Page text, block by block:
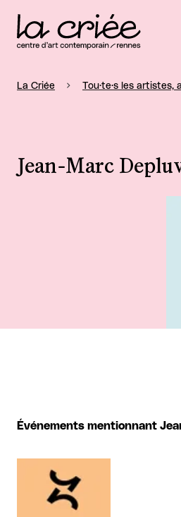
La Criée Tou·te·s les
Jean-Marc
Événements mentionnant